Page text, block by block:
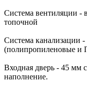
Система вентиляции -
топочной
Система канализации -
(полипропиленовые
Входная дверь - 45 мм
наполнение.